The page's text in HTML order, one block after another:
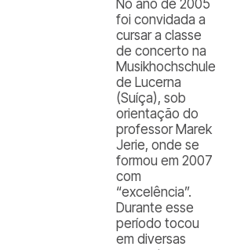
No ano de 2005
foi convidada a
cursar a classe
de concerto na
Musikhochschule
de Lucerna
(Suíça), sob
orientação do
professor Marek
Jerie, onde se
formou em 2007
com
“excelência”.
Durante esse
período tocou
em diversas